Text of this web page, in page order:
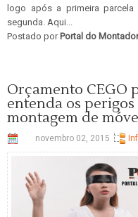
logo após a primeira
segunda. Aqui...
Postado por Portal do Montador
Orçamento CEGO
entenda os
montagem de
novembro 02, 2015